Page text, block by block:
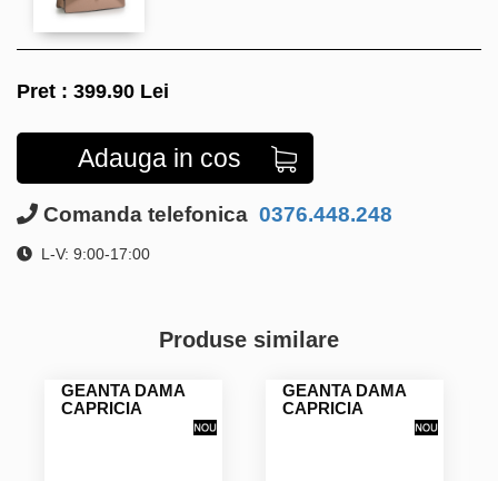
Pret : 399.90 Lei
Adauga in cos
Comanda telefonica 0376.448.248
L-V: 9:00-17:00
Produse similare
GEANTA DAMA
CAPRICIA
GEANTA DAMA
CAPRICIA